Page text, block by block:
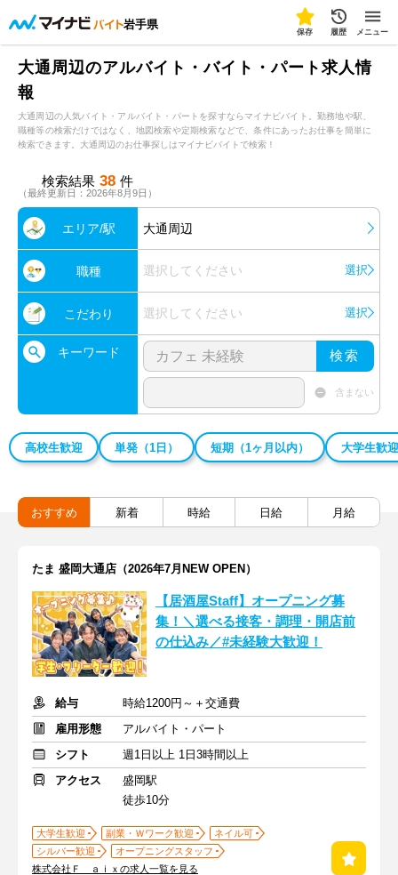
岩手県
保存 履歴 メニュー
大通周辺のアルバイト・バイト・パート求人情
報
大通周辺の人気バイト・アルバイト・パートを探すならマイナビバイト。勤務地や駅、
職種等の検索だけではなく、地図検索や定期検索などで、条件にあったお仕事を簡単に
検索できます。大通周辺のお仕事探しはマイナビバイトで検索！
検索結果 38 件
（最終更新日：2026年8月9日）
エリア/駅 大通周辺
職種 選択してください 選択
こだわり 選択してください 選択
キーワード 検索
含まない
高校生歓迎 単発（1日） 短期（1ヶ月以内） 大学生歓迎
おすすめ 新着 時給 日給 月給
たま 盛岡大通店（2026年7月NEW OPEN）
【居酒屋Staff】オープニング募
集！＼選べる接客・調理・開店前
の仕込み／#未経験大歓迎！
給与
時給1200円～＋交通費
雇用形態
アルバイト・パート
シフト
週1日以上 1日3時間以上
アクセス
盛岡駅
徒歩10分
大学生歓迎 副業・Ｗワーク歓迎
ネイル可
シルバー歓迎
オープニングスタッフ
株式会社Ｆ ａｉｘの求人一覧を見る